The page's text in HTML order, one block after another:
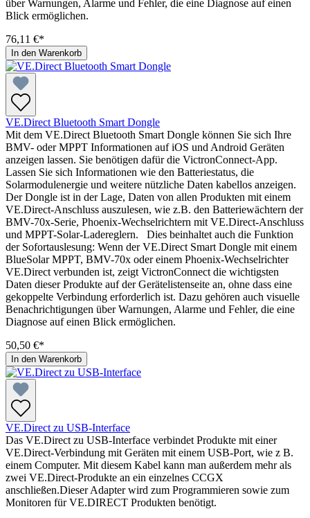
über Warnungen, Alarme und Fehler, die eine Diagnose auf einen
Blick ermöglichen.
76,11 €*
In den Warenkorb
VE.Direct Bluetooth Smart Dongle
Mit dem VE.Direct Bluetooth Smart Dongle können Sie sich Ihre
BMV- oder MPPT Informationen auf iOS und Android Geräten
anzeigen lassen. Sie benötigen dafür die VictronConnect-App.
Lassen Sie sich Informationen wie den Batteriestatus, die
Solarmodulenergie und weitere nützliche Daten kabellos anzeigen.
Der Dongle ist in der Lage, Daten von allen Produkten mit einem
VE.Direct-Anschluss auszulesen, wie z.B. den Batteriewächtern der
BMV-70x-Serie, Phoenix-Wechselrichtern mit VE.Direct-Anschluss
und MPPT-Solar-Ladereglern. Dies beinhaltet auch die Funktion
der Sofortauslesung: Wenn der VE.Direct Smart Dongle mit einem
BlueSolar MPPT, BMV-70x oder einem Phoenix-Wechselrichter
VE.Direct verbunden ist, zeigt VictronConnect die wichtigsten
Daten dieser Produkte auf der Gerätelistenseite an, ohne dass eine
gekoppelte Verbindung erforderlich ist. Dazu gehören auch visuelle
Benachrichtigungen über Warnungen, Alarme und Fehler, die eine
Diagnose auf einen Blick ermöglichen.
50,50 €*
In den Warenkorb
VE.Direct zu USB-Interface
Das VE.Direct zu USB-Interface verbindet Produkte mit einer
VE.Direct-Verbindung mit Geräten mit einem USB-Port, wie z B.
einem Computer. Mit diesem Kabel kann man außerdem mehr als
zwei VE.Direct-Produkte an ein einzelnes CCGX
anschließen.Dieser Adapter wird zum Programmieren sowie zum
Monitoren für VE.DIRECT Produkten benötigt.